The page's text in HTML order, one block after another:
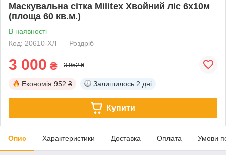
Маскувальна сітка Militex Хвойний ліс 6х10м
(площа 60 кв.м.)
В наявності
Код: 20610-ХЛ
Роздріб
3 000 ₴ 3 952 ₴
Економія 952 ₴ Залишилось 2 дні
Купити
Опис Характеристики Доставка Оплата Умови